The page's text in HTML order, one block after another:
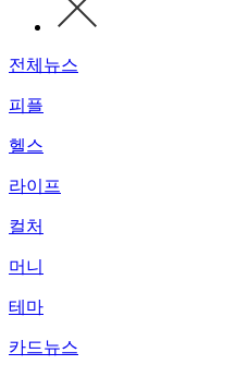
전체뉴스
피플
헬스
라이프
컬처
머니
테마
카드뉴스